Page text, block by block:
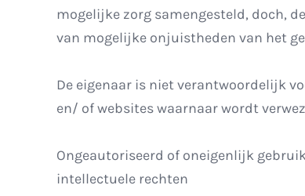
mogelijke zorg samengesteld, doch,
van mogelijke onjuistheden van het
De eigenaar is niet verantwoordelijk
en/ of websites waarnaar wordt
Ongeautoriseerd of oneigenlijk
intellectuele rechten